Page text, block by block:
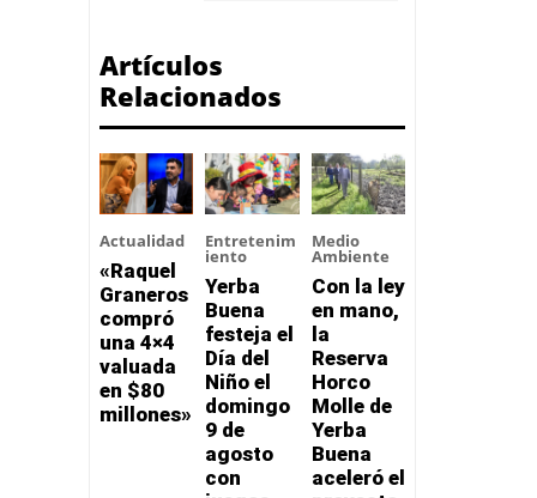
Artículos
Relacionados
Actualidad
«Raquel
Graneros
compró
una 4×4
valuada
en $80
millones»
Entretenim
iento
Yerba
Buena
festeja el
Día del
Niño el
domingo
9 de
agosto
con
Medio
Ambiente
Con la ley
en mano,
la
Reserva
Horco
Molle de
Yerba
Buena
aceleró el